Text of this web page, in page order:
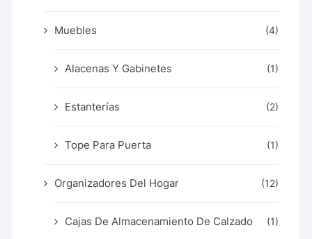
Muebles (4)
Alacenas Y Gabinetes (1)
Estanterías (2)
Tope Para Puerta (1)
Organizadores Del Hogar (12)
Cajas De Almacenamiento De Calzado (1)